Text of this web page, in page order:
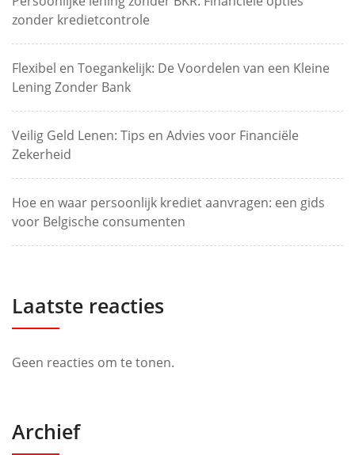
zonder kredietcontrole
Flexibel en Toegankelijk: De Voordelen van een Kleine
Lening Zonder Bank
Veilig Geld Lenen: Tips en Advies voor Financiële
Zekerheid
Hoe en waar persoonlijk krediet aanvragen: een gids
voor Belgische consumenten
Laatste reacties
Geen reacties om te tonen.
Archief